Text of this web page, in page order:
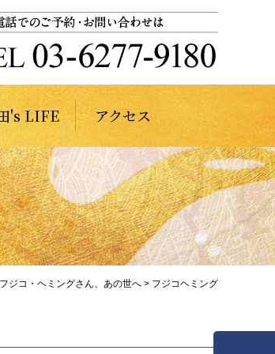
's LIFE アクセス
フジコ・ヘミングさん、あの世へ > フジコヘミング